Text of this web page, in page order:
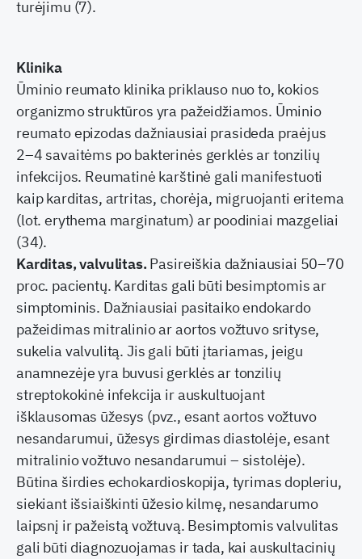
turėjimu (7).
Klinika
Ūminio reumato klinika priklauso nuo to, kokios
organizmo struktūros yra pažeidžiamos. Ūminio
reumato epizodas dažniausiai prasideda praėjus
2–4 savaitėms po bakterinės gerklės ar tonzilių
infekcijos. Reumatinė karštinė gali manifestuoti
kaip karditas, artritas, chorėja, migruojanti eritema
(lot. erythema marginatum) ar poodiniai mazgeliai
(34).
Karditas, valvulitas. Pasireiškia dažniausiai 50–70
proc. pacientų. Karditas gali būti besimptomis ar
simptominis. Dažniausiai pasitaiko endokardo
pažeidimas mitralinio ar aortos vožtuvo srityse,
sukelia valvulitą. Jis gali būti įtariamas, jeigu
anamnezėje yra buvusi gerklės ar tonzilių
streptokokinė infekcija ir auskultuojant
išklausomas ūžesys (pvz., esant aortos vožtuvo
nesandarumui, ūžesys girdimas diastolėje, esant
mitralinio vožtuvo nesandarumui – sistolėje).
Būtina širdies echokardioskopija, tyrimas dopleriu,
siekiant išsiaiškinti ūžesio kilmę, nesandarumo
laipsnį ir pažeistą vožtuvą. Besimptomis valvulitas
gali būti diagnozuojamas ir tada, kai auskultacinių